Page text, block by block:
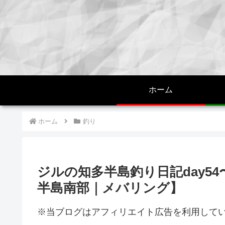
ホーム
ホーム 釣り
ジルの知多半島釣り日記
半島南部｜メバリング】
※当ブログはアフィリエイト広告を利用して